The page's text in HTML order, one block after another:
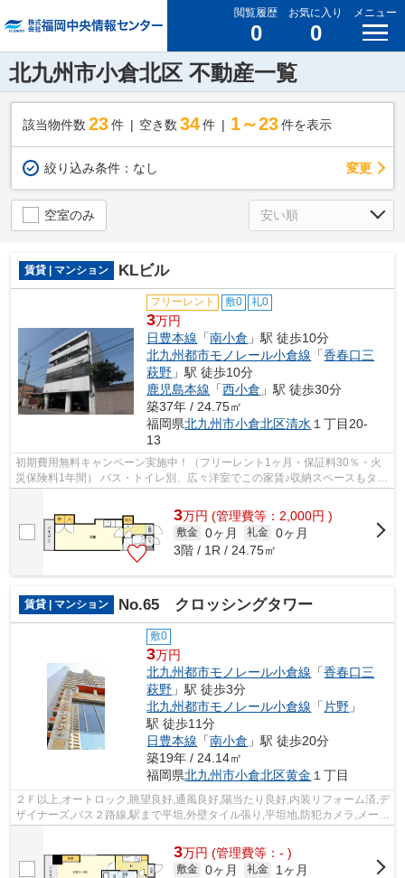
閲覧履歴
0
お気に入り
0
メニュー
北九州市小倉北区 不動産一覧
該当物件数 23件 空き数 34 件 1～23 件を表示
絞り込み条件： なし 変更
空室のみ
賃貸 | マンション KLビル
フリーレント 敷0 礼0
3万円
日豊本線 「南小倉 」駅 徒歩10分
北九州都市モノレール小倉線 「香春口三
萩野 」駅 徒歩10分
鹿児島本線 「西小倉 」駅 徒歩30分
築37年 / 24.75㎡
福岡県北九州市小倉北区清水１丁目20-
13
初期費用無料キャンペーン実施中！（フリーレント1ヶ月・保証料30％・火
災保険料1年間） バス・トイレ別、広々洋室でこの家賃♪収納スペースもタッ
3万円 (管理費等：2,000円 )
敷金 0ヶ月 礼金 0ヶ月
3階 / 1R / 24.75㎡
賃貸 | マンション No.65 クロッシングタワー
敷0
3万円
北九州都市モノレール小倉線 「香春口三
萩野 」駅 徒歩3分
北九州都市モノレール小倉線 「 片野 」
駅 徒歩11分
日豊本線 「南小倉 」駅 徒歩20分
築19年 / 24.14㎡
福岡県北九州市小倉北区黄金 １丁目
２Ｆ以上,オートロック,眺望良好,通風良好,陽当たり良好,内装リフォーム済,デ
ザイナーズ,バス２路線,駅まで平坦,外壁タイル張り,平坦地,防犯カメラ,メール
3万円 (管理費等：- )
敷金 0ヶ月 礼金
1ヶ月